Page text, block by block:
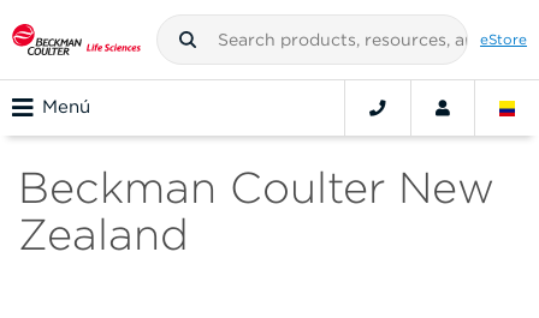
eStore
Menú
Beckman Coulter New
Zealand